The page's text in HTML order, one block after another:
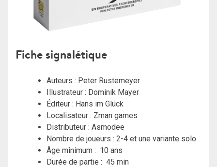
Fiche signalétique
Auteurs : Peter Rustemeyer
Illustrateur : Dominik Mayer
Éditeur : Hans im Glück
Localisateur : Zman games
Distributeur : Asmodee
Nombre de joueurs : 2-4 et une variante solo
Âge minimum : 10 ans
Durée de partie : 45 min